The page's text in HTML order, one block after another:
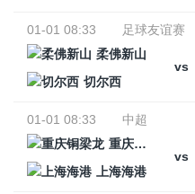
01-01 08:33
足球友谊赛
柔佛新山
vs
切尔西
01-01 08:33
中超
重庆铜梁龙
vs
上海海港